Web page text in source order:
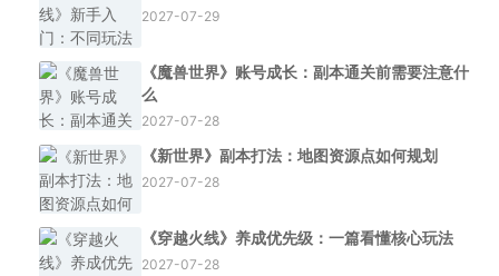
2027-07-29
《魔兽世界》账号成长：副本通关前需要注意什
么
2027-07-28
《新世界》副本打法：地图资源点如何规划
2027-07-28
《穿越火线》养成优先级：一篇看懂核心玩法
2027-07-28